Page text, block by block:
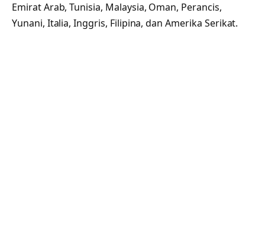
Emirat Arab, Tunisia, Malaysia, Oman, Perancis,
Yunani, Italia, Inggris, Filipina, dan Amerika Serikat.